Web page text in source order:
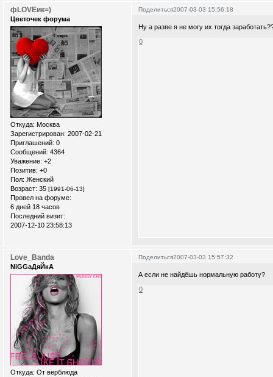
Поделиться2007-03-03 15:56:18
фLOVEик=)
Цветочек форума
Откуда: Москва
Зарегистрирован: 2007-02-21
Приглашений: 0
Сообщений: 4364
Уважение: +2
Позитив: +0
Пол: Женский
Возраст: 35 [1991-06-13]
Провел на форуме:
6 дней 18 часов
Последний визит:
2007-12-10 23:58:13
Ну а разве я не могу их тогда
0
Поделиться2007-03-03 15:57:32
Love_Banda
NiGGaДяЙкА
Откуда: От верблюда
А если не найдёшь нормальную работу?
0